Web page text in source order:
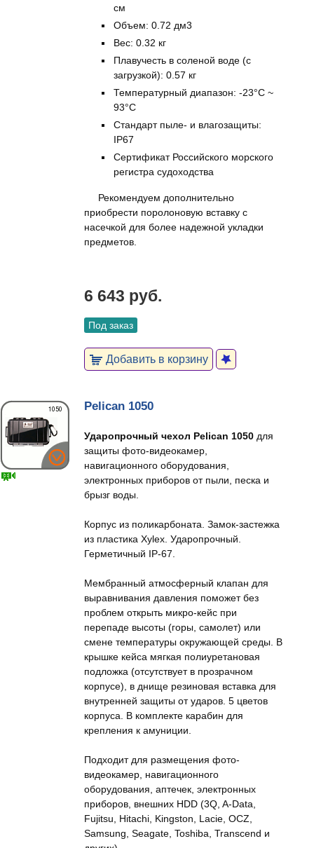
см
Объем: 0.72 дм3
Вес: 0.32 кг
Плавучесть в соленой воде (с
загрузкой): 0.57 кг
Температурный диапазон: -23°C ~
93°C
Стандарт пыле- и влагозащиты:
IP67
Сертификат Российского морского
регистра судоходства
Рекомендуем дополнительно
приобрести поролоновую вставку с
насечкой для более надежной укладки
предметов.
6 643 руб.
Под заказ
Добавить в корзину
Pelican 1050
Ударопрочный чехол Pelican 1050 для
защиты фото-видеокамер,
навигационного оборудования,
электронных приборов от пыли, песка и
брызг воды.
Корпус из поликарбоната. Замок-застежка
из пластика Xylex. Ударопрочный.
Герметичный IP-67.
Мембранный атмосферный клапан для
выравнивания давления поможет без
проблем открыть микро-кейс при
перепаде высоты (горы, самолет) или
смене температуры окружающей среды. В
крышке кейса мягкая полиуретановая
подложка (отсутствует в прозрачном
корпусе), в днище резиновая вставка для
внутренней защиты от ударов. 5 цветов
корпуса. В комплекте карабин для
крепления к амуниции.
Подходит для размещения фото-
видеокамер, навигационного
оборудования, аптечек, электронных
приборов, внешних HDD (3Q, A-Data,
Fujitsu, Hitachi, Kingston, Lacie, OCZ,
Samsung, Seagate, Toshiba, Transcend и